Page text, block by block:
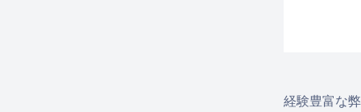
経験豊富な